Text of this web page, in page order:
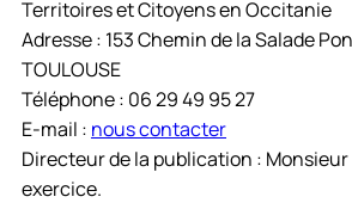
Territoires et Citoyens en Occitanie
Adresse : 153 Chemin de la Salade
TOULOUSE
Téléphone : 06 29 49 95 27
E-mail : nous contacter
Directeur de la publication :
exercice.